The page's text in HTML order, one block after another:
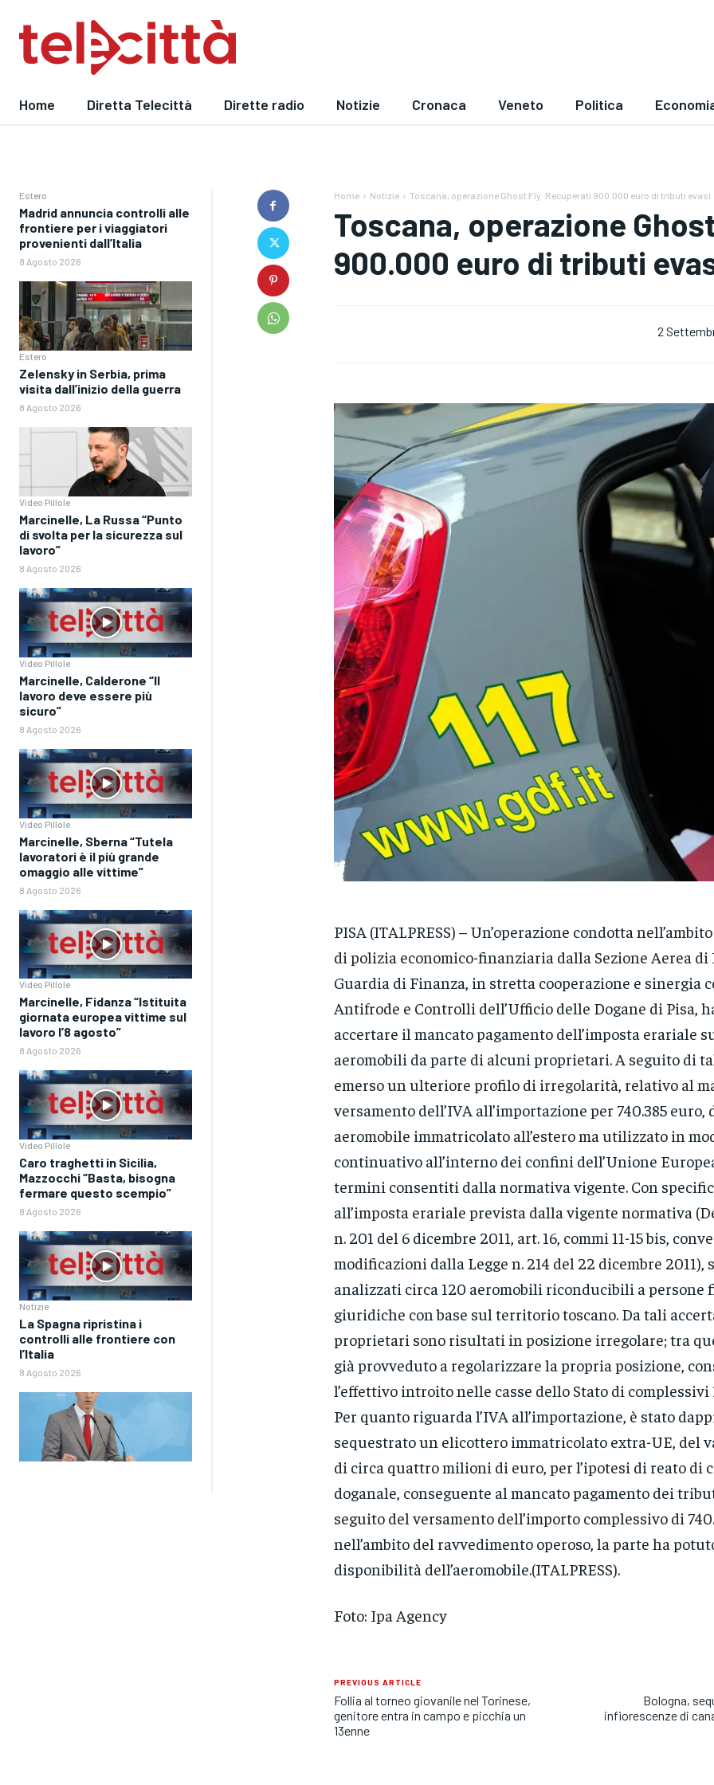
Home Diretta Telecittà Dirette radio Notizie Cronaca Veneto Politica
Estero
Madrid annuncia controlli alle
frontiere per i viaggiatori
provenienti dall’Italia
8 Agosto 2026
Estero
Zelensky in Serbia, prima
visita dall’inizio della guerra
8 Agosto 2026
Video Pillole
Marcinelle, La Russa “Punto
di svolta per la sicurezza sul
lavoro”
8 Agosto 2026
Video Pillole
Marcinelle, Calderone “Il
lavoro deve essere più
sicuro”
8 Agosto 2026
Video Pillole
Marcinelle, Sberna “Tutela
lavoratori è il più grande
omaggio alle vittime”
8 Agosto 2026
Video Pillole
Marcinelle, Fidanza “Istituita
giornata europea vittime sul
lavoro l’8 agosto”
8 Agosto 2026
Video Pillole
Caro traghetti in Sicilia,
Mazzocchi “Basta, bisogna
fermare questo scempio”
8 Agosto 2026
Notizie
La Spagna ripristina i
controlli alle frontiere con
l’Italia
8 Agosto 2026
Home Notizie Toscana, operazione Ghost Fly. Recuperati 900.000 euro di tributi evasi
Toscana, operazione
900.000 euro di tributi
2
PISA (ITALPRESS) – Un’operazione condotta
di polizia economico-finanziaria dalla Sezione Aerea di
Guardia di Finanza, in stretta cooperazione e sinergia
Antifrode e Controlli dell’Ufficio delle Dogane di Pisa,
accertare il mancato pagamento dell’imposta erariale
aeromobili da parte di alcuni proprietari. A seguito di
emerso un ulteriore profilo di irregolarità, relativo al
versamento dell’IVA all’importazione per 740.385 euro,
aeromobile immatricolato all’estero ma utilizzato in
continuativo all’interno dei confini dell’Unione
termini consentiti dalla normativa vigente. Con
all’imposta erariale prevista dalla vigente normativa
n. 201 del 6 dicembre 2011, art. 16, commi 11-15 bis,
modificazioni dalla Legge n. 214 del 22 dicembre 2011),
analizzati circa 120 aeromobili riconducibili a persone
giuridiche con base sul territorio toscano. Da tali
proprietari sono risultati in posizione irregolare; tra
già provveduto a regolarizzare la propria posizione,
l’effettivo introito nelle casse dello Stato di complessivi
Per quanto riguarda l’IVA all’importazione, è stato
sequestrato un elicottero immatricolato extra-UE, del
di circa quattro milioni di euro, per l’ipotesi di reato di
doganale, conseguente al mancato pagamento dei
seguito del versamento dell’importo complessivo di
nell’ambito del ravvedimento operoso, la parte ha
disponibilità dell’aeromobile.(ITALPRESS).
Foto: Ipa Agency
PREVIOUS ARTICLE
Follia al torneo giovanile nel Torinese,
genitore entra in campo e picchia un
13enne
Bologna,
infiorescenze di